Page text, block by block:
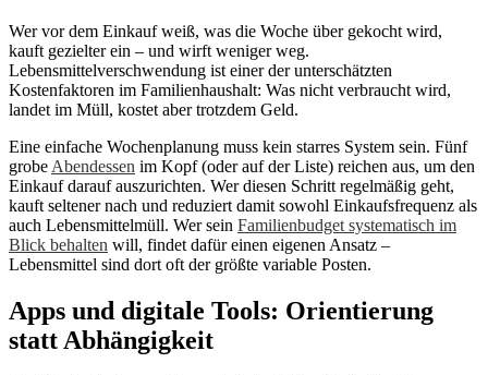
Wer vor dem Einkauf weiß, was die Woche über gekocht wird,
kauft gezielter ein – und wirft weniger weg.
Lebensmittelverschwendung ist einer der unterschätzten
Kostenfaktoren im Familienhaushalt: Was nicht verbraucht wird,
landet im Müll, kostet aber trotzdem Geld.
Eine einfache Wochenplanung muss kein starres System sein. Fünf
grobe Abendessen im Kopf (oder auf der Liste) reichen aus, um den
Einkauf darauf auszurichten. Wer diesen Schritt regelmäßig geht,
kauft seltener nach und reduziert damit sowohl Einkaufsfrequenz als
auch Lebensmittelmüll. Wer sein Familienbudget systematisch im
Blick behalten will, findet dafür einen eigenen Ansatz –
Lebensmittel sind dort oft der größte variable Posten.
Apps und digitale Tools: Orientierung
statt Abhängigkeit